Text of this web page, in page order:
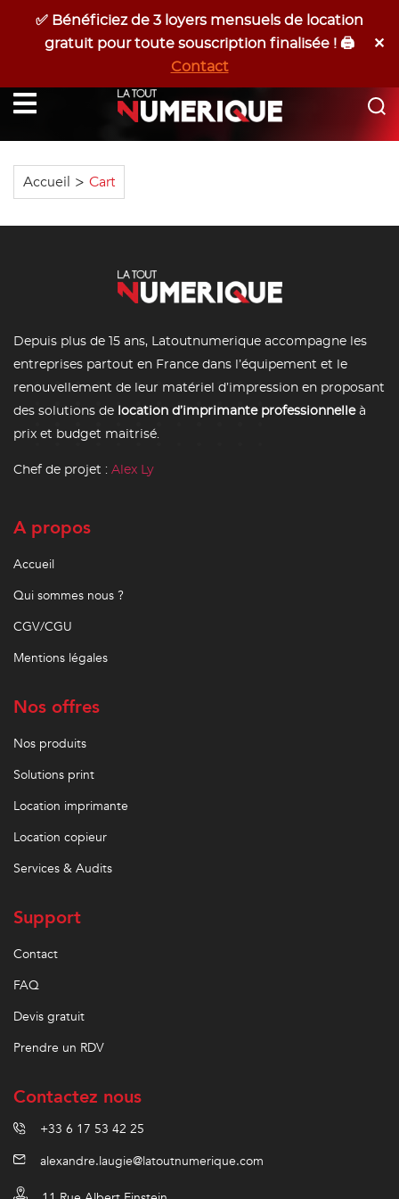
✅ Bénéficiez de 3 loyers mensuels de location
gratuit pour toute souscription finalisée ! 🖨️
Contact
✕
06 17 53 42 25
Devis Gratuit
Programmer Un RDV
Accueil > Cart
Depuis plus de 15 ans, Latoutnumerique accompagne les
entreprises partout en France dans l’équipement et le
renouvellement de leur matériel d’impression en proposant
des solutions de location d’imprimante professionnelleà
prix et budget maitrisé.
Chef de projet : Alex Ly
A propos
Accueil
Qui sommes nous ?
CGV/CGU
Mentions légales
Nos offres
Nos produits
Solutions print
Location imprimante
Location copieur
Services & Audits
Support
Contact
FAQ
Devis gratuit
Prendre un RDV
Contactez nous
+33 6 17 53 42 25
alexandre.laugie@latoutnumerique.com